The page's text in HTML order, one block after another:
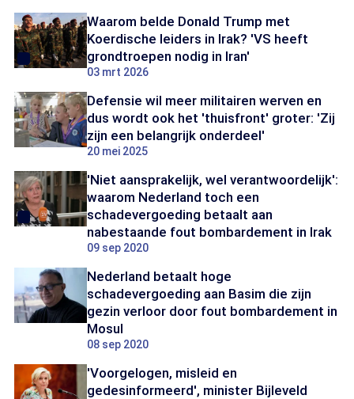
Waarom belde Donald Trump met
Koerdische leiders in Irak? 'VS heeft
grondtroepen nodig in Iran'
03 mrt 2026
Defensie wil meer militairen werven en
dus wordt ook het 'thuisfront' groter: 'Zij
zijn een belangrijk onderdeel'
20 mei 2025
'Niet aansprakelijk, wel verantwoordelijk':
waarom Nederland toch een
schadevergoeding betaalt aan
nabestaande fout bombardement in Irak
09 sep 2020
Nederland betaalt hoge
schadevergoeding aan Basim die zijn
gezin verloor door fout bombardement in
Mosul
08 sep 2020
'Voorgelogen, misleid en
gedesinformeerd', minister Bijleveld